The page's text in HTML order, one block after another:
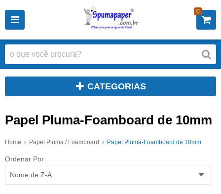
0
CATEGORIAS
Papel Pluma-Foamboard de 10mm
Home Papel Pluma / Foamboard Papel Pluma-Foamboard de 10mm
Ordenar Por
Nome de Z-A